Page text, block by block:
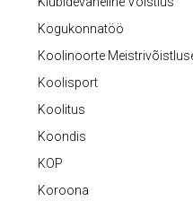
Kogukonnatöö
Koolinoorte
Koolisport
Koolitus
Koondis
KOP
Koroona